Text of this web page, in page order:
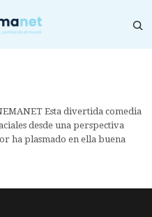
Esta divertida comedia
desde una perspectiva
ha plasmado en ella buena